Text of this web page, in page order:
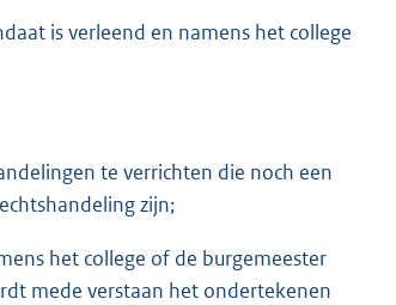
is verleend en namens het college
te verrichten die noch een
zijn;
het college of de burgemeester
mede verstaan het ondertekenen